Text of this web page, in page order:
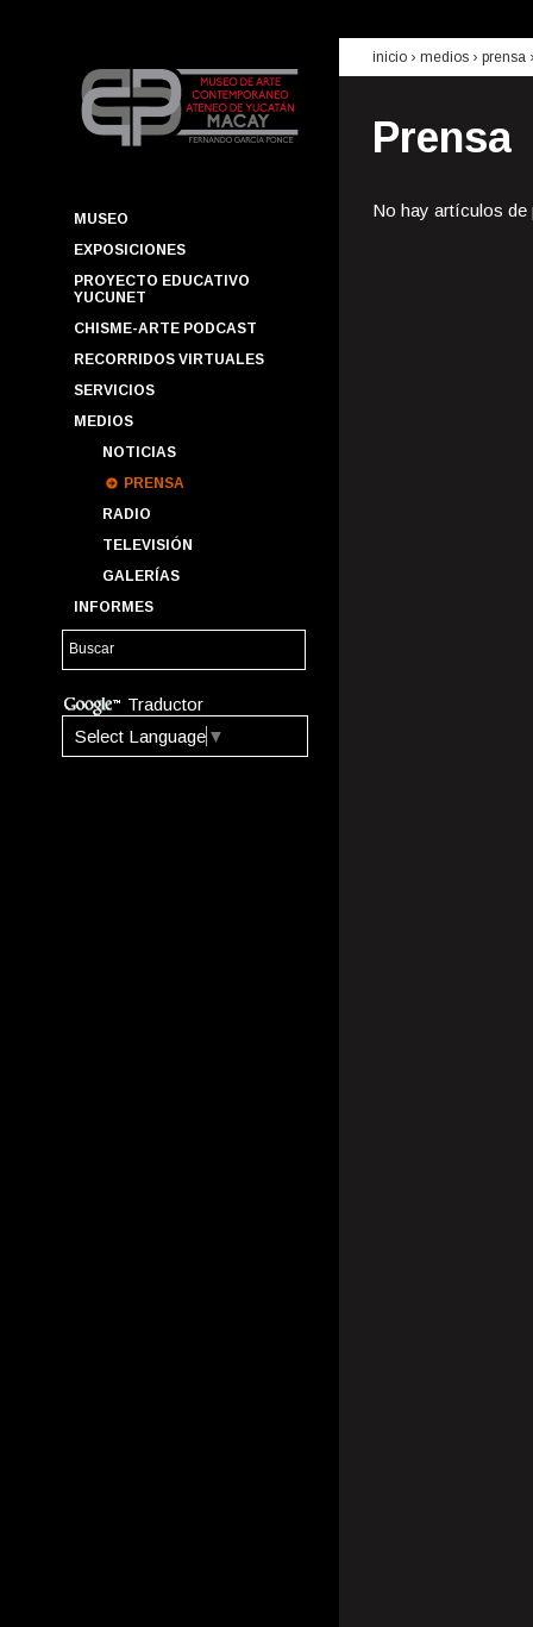
MUSEO
EXPOSICIONES
PROYECTO EDUCATIVO
YUCUNET
CHISME-ARTE PODCAST
RECORRIDOS VIRTUALES
SERVICIOS
MEDIOS
NOTICIAS
PRENSA
RADIO
TELEVISIÓN
GALERÍAS
INFORMES
Traductor
Select Language ▼
inicio › medios › prensa
Prensa
No hay artículos de